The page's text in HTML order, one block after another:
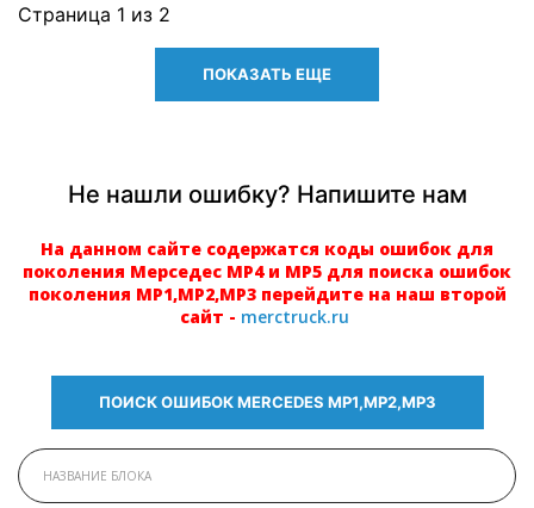
Страница 1 из 2
ПОКАЗАТЬ ЕЩЕ
Не нашли ошибку? Напишите нам
На данном сайте содержатся коды ошибок для
поколения Мерседес МР4 и МР5 для поиска ошибок
поколения МР1,МР2,МР3 перейдите на наш второй
сайт - merctruck.ru
ПОИСК ОШИБОК MERCEDES МР1,МР2,МР3